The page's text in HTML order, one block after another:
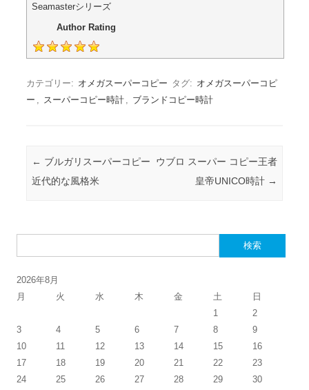
Seamasterシリーズ
Author Rating
カテゴリー: オメガスーパーコピー タグ: オメガスーパーコピ
ー , スーパーコピー時計 , ブランドコピー時計
投稿ナビゲーション
← ブルガリスーパーコピー
近代的な風格米
ウブロ スーパー コピー王者
皇帝UNICO時計 →
2026年8月
月
火 水 木 金 土 日
1
2
3
4 5 6 7 8
9
10
11 12 13 14 15
16
17
18 19 20 21 22
23
24
25 26 27 28 29
30